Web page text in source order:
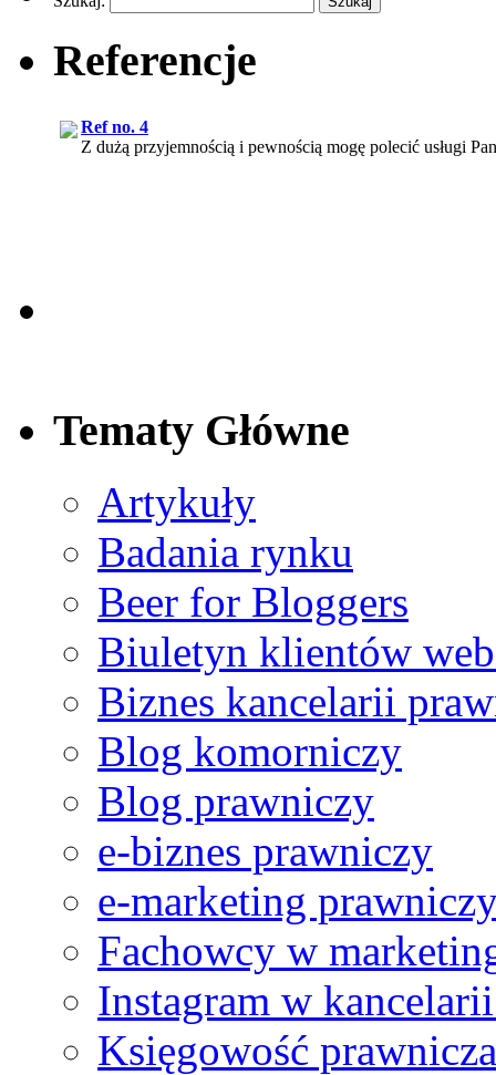
Referencje
Ref no. 4
Z dużą przyjemnością i pewnością mogę polecić usługi
Ref no. 3
Ref no. 6
W szczególny sposób cenię otwartość Pana Rafała
Ref no. 5
Z mojego punktu widzenia usługi świadczone przez
Ref no. 2
Bardzo wysoko oceniam poziom merytoryczny i
Tematy Główne
Artykuły
Badania rynku
Beer for Bloggers
Biuletyn klientów
Biznes kancelarii
Blog komorniczy
Blog prawniczy
e-biznes prawniczy
e-marketing
Fachowcy w
Instagram w
Księgowość prawnicza